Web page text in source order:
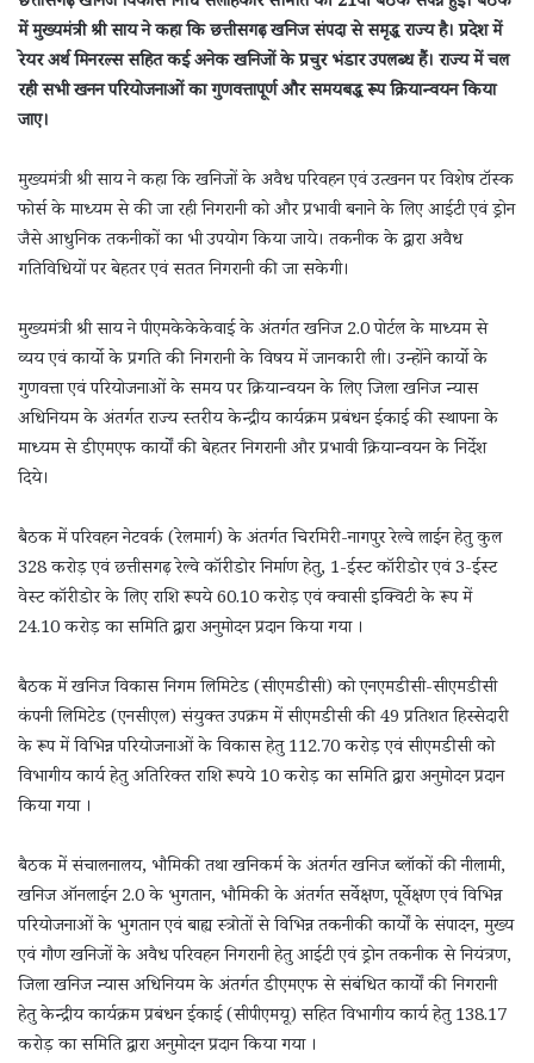
में मुख्यमंत्री श्री साय ने कहा कि छत्तीसगढ़ खनिज संपदा से समृद्ध राज्य है। प्रदेश में
रेयर अर्थ मिनरल्स सहित कई अनेक खनिजों के प्रचुर भंडार उपलब्ध हैं। राज्य में चल
रही सभी खनन परियोजनाओं का गुणवत्तापूर्ण और समयबद्ध रूप क्रियान्वयन किया
जाए।
मुख्यमंत्री श्री साय ने कहा कि खनिजों के अवैध परिवहन एवं उत्खनन पर विशेष टॉस्क
फोर्स के माध्यम से की जा रही निगरानी को और प्रभावी बनाने के लिए आईटी एवं ड्रोन
जैसे आधुनिक तकनीकों का भी उपयोग किया जाये। तकनीक के द्वारा अवैध
गतिविधियों पर बेहतर एवं सतत निगरानी की जा सकेगी।
मुख्यमंत्री श्री साय ने पीएमकेकेकेवाई के अंतर्गत खनिज 2.0 पोर्टल के माध्यम से
व्यय एवं कार्यो के प्रगति की निगरानी के विषय में जानकारी ली। उन्होंने कार्यो के
गुणवत्ता एवं परियोजनाओं के समय पर क्रियान्वयन के लिए जिला खनिज न्यास
अधिनियम के अंतर्गत राज्य स्तरीय केन्द्रीय कार्यक्रम प्रबंधन ईकाई की स्थापना के
माध्यम से डीएमएफ कार्यों की बेहतर निगरानी और प्रभावी क्रियान्वयन के निर्देश
दिये।
बैठक में परिवहन नेटवर्क (रेलमार्ग) के अंतर्गत चिरमिरी-नागपुर रेल्वे लाईन हेतु कुल
328 करोड़ एवं छत्तीसगढ़ रेल्वे कॉरीडोर निर्माण हेतु, 1-ईस्ट कॉरीडोर एवं 3-ईस्ट
वेस्ट कॉरीडोर के लिए राशि रूपये 60.10 करोड़ एवं क्वासी इक्विटी के रूप में
24.10 करोड़ का समिति द्वारा अनुमोदन प्रदान किया गया ।
बैठक में खनिज विकास निगम लिमिटेड (सीएमडीसी) को एनएमडीसी-सीएमडीसी
कंपनी लिमिटेड (एनसीएल) संयुक्त उपक्रम में सीएमडीसी की 49 प्रतिशत हिस्सेदारी
के रूप में विभिन्न परियोजनाओं के विकास हेतु 112.70 करोड़ एवं सीएमडीसी को
विभागीय कार्य हेतु अतिरिक्त राशि रूपये 10 करोड़ का समिति द्वारा अनुमोदन प्रदान
किया गया ।
बैठक में संचालनालय, भौमिकी तथा खनिकर्म के अंतर्गत खनिज ब्लॉकों की नीलामी,
खनिज ऑनलाईन 2.0 के भुगतान, भौमिकी के अंतर्गत सर्वेक्षण, पूर्वेक्षण एवं विभिन्न
परियोजनाओं के भुगतान एवं बाह्य स्त्रोतों से विभिन्न तकनीकी कार्यों के संपादन, मुख्य
एवं गौण खनिजों के अवैध परिवहन निगरानी हेतु आईटी एवं ड्रोन तकनीक से नियंत्रण,
जिला खनिज न्यास अधिनियम के अंतर्गत डीएमएफ से संबंधित कार्यों की निगरानी
हेतु केन्द्रीय कार्यक्रम प्रबंधन ईकाई (सीपीएमयू) सहित विभागीय कार्य हेतु 138.17
करोड़ का समिति द्वारा अनुमोदन प्रदान किया गया ।